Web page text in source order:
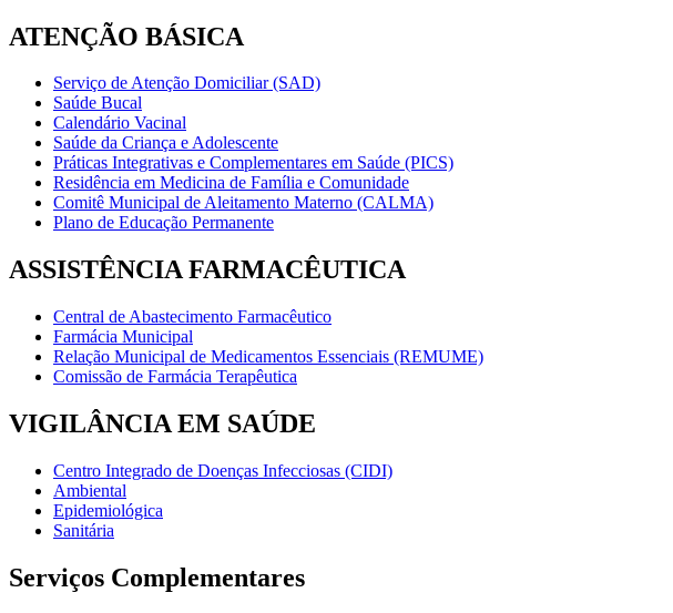
ATENÇÃO BÁSICA
Serviço de Atenção Domiciliar (SAD)
Saúde Bucal
Calendário Vacinal
Saúde da Criança e Adolescente
Práticas Integrativas e Complementares em Saúde (PICS)
Residência em Medicina de Família e Comunidade
Comitê Municipal de Aleitamento Materno (CALMA)
Plano de Educação Permanente
ASSISTÊNCIA FARMACÊUTICA
Central de Abastecimento Farmacêutico
Farmácia Municipal
Relação Municipal de Medicamentos Essenciais (REMUME)
Comissão de Farmácia Terapêutica
VIGILÂNCIA EM SAÚDE
Centro Integrado de Doenças Infecciosas (CIDI)
Ambiental
Epidemiológica
Sanitária
Serviços Complementares